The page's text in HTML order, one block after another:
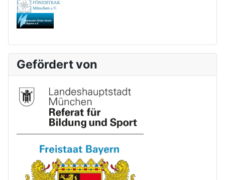
Gefördert von